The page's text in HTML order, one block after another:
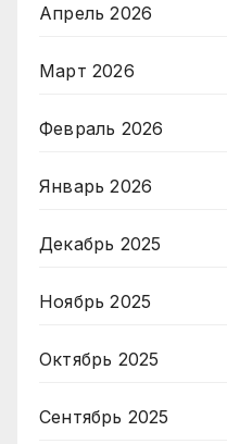
Апрель 2026
Март 2026
Февраль 2026
Январь 2026
Декабрь 2025
Ноябрь 2025
Октябрь 2025
Сентябрь 2025